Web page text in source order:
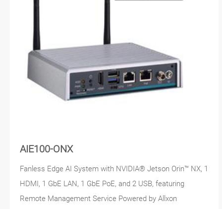
AIE100-ONX
Fanless Edge AI System with NVIDIA® Jetson Orin™ NX, 1
HDMI, 1 GbE LAN, 1 GbE PoE, and 2 USB, featuring
Remote Management Service Powered by Allxon